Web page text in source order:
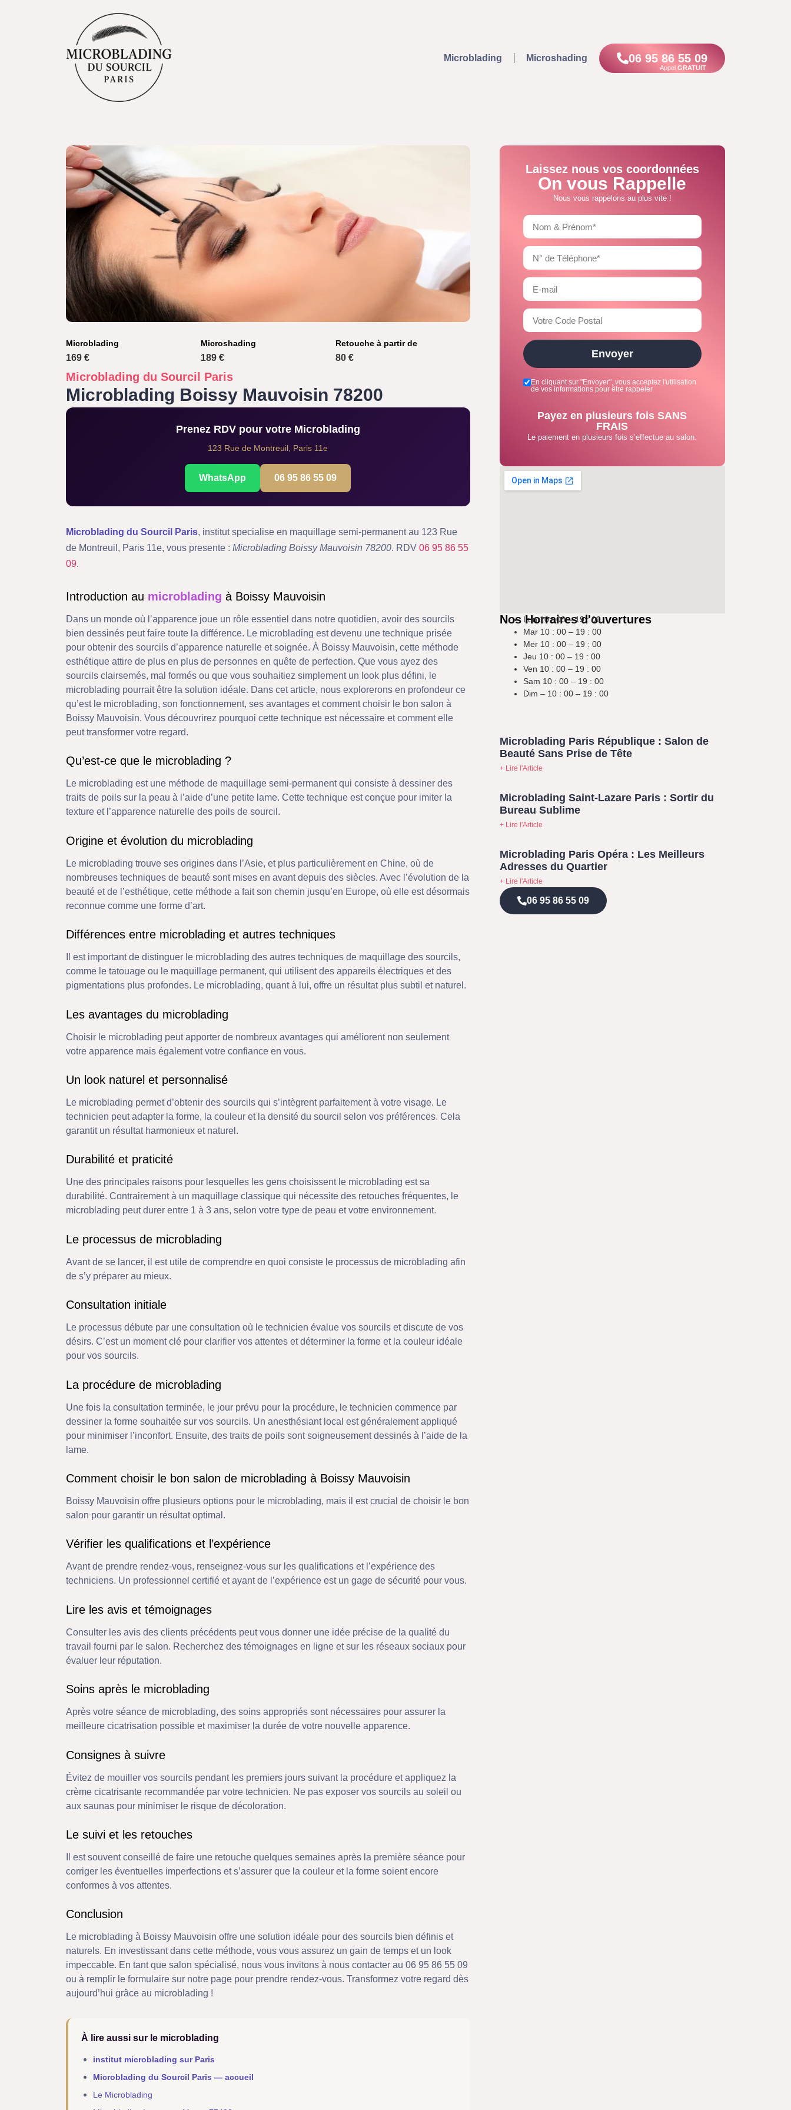
Microblading Microshading 06 95 86 55 09
Appel GRATUIT
Microblading
169 €
Microshading
189 €
Retouche à partir de
80 €
Microblading du Sourcil Paris
Microblading Boissy Mauvoisin 78200
Prenez RDV pour votre Microblading
123 Rue de Montreuil, Paris 11e
WhatsApp 06 95 86 55 09
Microblading du Sourcil Paris, institut specialise en maquillage semi-permanent au 123 Rue
de Montreuil, Paris 11e, vous presente : Microblading Boissy Mauvoisin 78200. RDV 06 95 86 55
09.
Introduction au microblading à Boissy Mauvoisin
Dans un monde où l’apparence joue un rôle essentiel dans notre quotidien, avoir des sourcils
bien dessinés peut faire toute la différence. Le microblading est devenu une technique prisée
pour obtenir des sourcils d’apparence naturelle et soignée. À Boissy Mauvoisin, cette méthode
esthétique attire de plus en plus de personnes en quête de perfection. Que vous ayez des
sourcils clairsemés, mal formés ou que vous souhaitiez simplement un look plus défini, le
microblading pourrait être la solution idéale. Dans cet article, nous explorerons en profondeur ce
qu’est le microblading, son fonctionnement, ses avantages et comment choisir le bon salon à
Boissy Mauvoisin. Vous découvrirez pourquoi cette technique est nécessaire et comment elle
peut transformer votre regard.
Qu’est-ce que le microblading ?
Le microblading est une méthode de maquillage semi-permanent qui consiste à dessiner des
traits de poils sur la peau à l’aide d’une petite lame. Cette technique est conçue pour imiter la
texture et l’apparence naturelle des poils de sourcil.
Origine et évolution du microblading
Le microblading trouve ses origines dans l’Asie, et plus particulièrement en Chine, où de
nombreuses techniques de beauté sont mises en avant depuis des siècles. Avec l’évolution de la
beauté et de l’esthétique, cette méthode a fait son chemin jusqu’en Europe, où elle est désormais
reconnue comme une forme d’art.
Différences entre microblading et autres techniques
Il est important de distinguer le microblading des autres techniques de maquillage des sourcils,
comme le tatouage ou le maquillage permanent, qui utilisent des appareils électriques et des
pigmentations plus profondes. Le microblading, quant à lui, offre un résultat plus subtil et naturel.
Les avantages du microblading
Choisir le microblading peut apporter de nombreux avantages qui améliorent non seulement
votre apparence mais également votre confiance en vous.
Un look naturel et personnalisé
Le microblading permet d’obtenir des sourcils qui s’intègrent parfaitement à votre visage. Le
technicien peut adapter la forme, la couleur et la densité du sourcil selon vos préférences. Cela
garantit un résultat harmonieux et naturel.
Durabilité et praticité
Une des principales raisons pour lesquelles les gens choisissent le microblading est sa
durabilité. Contrairement à un maquillage classique qui nécessite des retouches fréquentes, le
microblading peut durer entre 1 à 3 ans, selon votre type de peau et votre environnement.
Le processus de microblading
Avant de se lancer, il est utile de comprendre en quoi consiste le processus de microblading afin
de s’y préparer au mieux.
Consultation initiale
Le processus débute par une consultation où le technicien évalue vos sourcils et discute de vos
désirs. C’est un moment clé pour clarifier vos attentes et déterminer la forme et la couleur idéale
pour vos sourcils.
La procédure de microblading
Une fois la consultation terminée, le jour prévu pour la procédure, le technicien commence par
dessiner la forme souhaitée sur vos sourcils. Un anesthésiant local est généralement appliqué
pour minimiser l’inconfort. Ensuite, des traits de poils sont soigneusement dessinés à l’aide de la
lame.
Comment choisir le bon salon de microblading à Boissy Mauvoisin
Boissy Mauvoisin offre plusieurs options pour le microblading, mais il est crucial de choisir le bon
salon pour garantir un résultat optimal.
Vérifier les qualifications et l’expérience
Avant de prendre rendez-vous, renseignez-vous sur les qualifications et l’expérience des
techniciens. Un professionnel certifié et ayant de l’expérience est un gage de sécurité pour vous.
Lire les avis et témoignages
Consulter les avis des clients précédents peut vous donner une idée précise de la qualité du
travail fourni par le salon. Recherchez des témoignages en ligne et sur les réseaux sociaux pour
évaluer leur réputation.
Soins après le microblading
Après votre séance de microblading, des soins appropriés sont nécessaires pour assurer la
meilleure cicatrisation possible et maximiser la durée de votre nouvelle apparence.
Consignes à suivre
Évitez de mouiller vos sourcils pendant les premiers jours suivant la procédure et appliquez la
crème cicatrisante recommandée par votre technicien. Ne pas exposer vos sourcils au soleil ou
aux saunas pour minimiser le risque de décoloration.
Le suivi et les retouches
Il est souvent conseillé de faire une retouche quelques semaines après la première séance pour
corriger les éventuelles imperfections et s’assurer que la couleur et la forme soient encore
conformes à vos attentes.
Conclusion
Le microblading à Boissy Mauvoisin offre une solution idéale pour des sourcils bien définis et
naturels. En investissant dans cette méthode, vous vous assurez un gain de temps et un look
impeccable. En tant que salon spécialisé, nous vous invitons à nous contacter au 06 95 86 55 09
ou à remplir le formulaire sur notre page pour prendre rendez-vous. Transformez votre regard dès
aujourd’hui grâce au microblading !
À lire aussi sur le microblading
institut microblading sur Paris
Microblading du Sourcil Paris — accueil
Le Microblading
Laissez nous vos coordonnées
On vous Rappelle
Nous vous rappelons au plus vite !
En cliquant sur "Envoyer", vous acceptez l'utilisation
de vos informations pour être rappeler
Envoyer
Payez en plusieurs fois SANS
FRAIS
Le paiement en plusieurs fois s’effectue au salon.
Nos Horraires d'ouvertures
Lun 10 : 00 – 19 : 00
Mar 10 : 00 – 19 : 00
Mer 10 : 00 – 19 : 00
Jeu 10 : 00 – 19 : 00
Ven 10 : 00 – 19 : 00
Sam 10 : 00 – 19 : 00
Dim – 10 : 00 – 19 : 00
Microblading Paris République : Salon de
Beauté Sans Prise de Tête
+ Lire l'Article
Microblading Saint-Lazare Paris : Sortir du
Bureau Sublime
+ Lire l'Article
Microblading Paris Opéra : Les Meilleurs
Adresses du Quartier
+ Lire l'Article
06 95 86 55 09